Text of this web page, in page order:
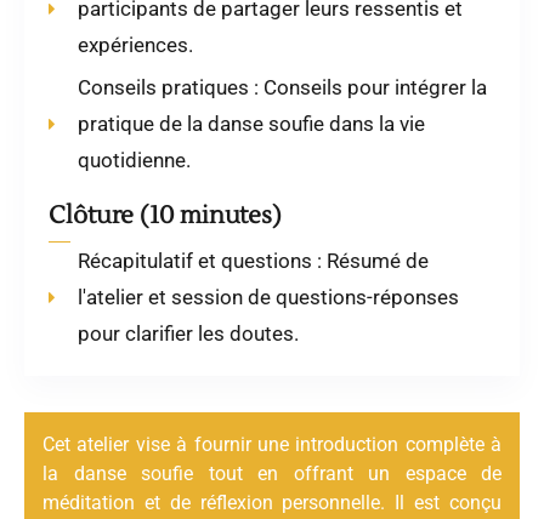
participants de partager leurs ressentis et
expériences.
Conseils pratiques : Conseils pour intégrer la
pratique de la danse soufie dans la vie
quotidienne.
Clôture (10 minutes)
Récapitulatif et questions : Résumé de
l'atelier et session de questions-réponses
pour clarifier les doutes.
Cet atelier vise à fournir une introduction complète à
la danse soufie tout en offrant un espace de
méditation et de réflexion personnelle. Il est conçu